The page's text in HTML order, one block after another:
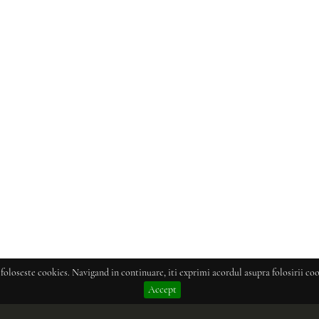
cookies. Navigand in continuare, iti exprimi acordul asupra folosirii
Accept